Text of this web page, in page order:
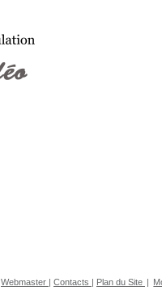
Webmaster | Contacts | Plan du Site |